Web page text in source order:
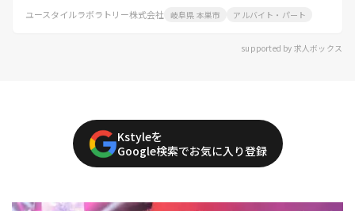
ユースタイルラボラトリー株式会社 岐阜県 本巣市 アルバイト・パート
supported by 求人ボックス
Kstyleを
Google検索でお気に入り登録